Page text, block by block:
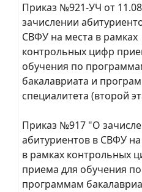
Приказ №921-УЧ от
зачислении
СВФУ на места в рамках
контрольных цифр
обучения по
бакалавриата и
специалитета (второй
Приказ №917 "О
абитуриентов в СВФУ
в рамках контрольных
приема для обучения по
программам